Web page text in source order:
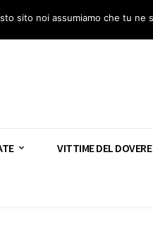
– AGN Segnala – Repac
VITTIME DEL DOVERE
sito noi assumiamo che tu ne